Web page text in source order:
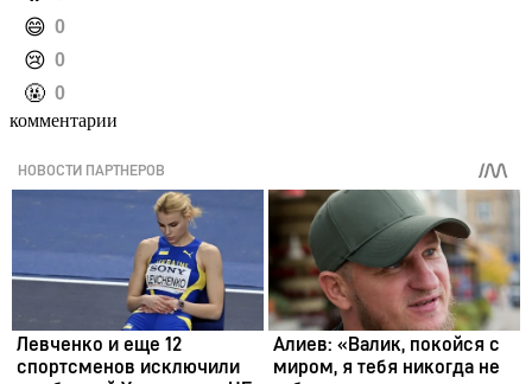
️😄 0
️😢 0
️🤬 0
комментарии